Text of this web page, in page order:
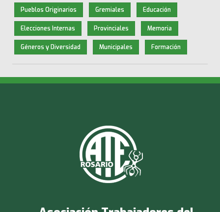
Pueblos Originarios Gremiales Educación
Elecciones Internas Provinciales Memoria
Géneros y Diversidad Municipales Formación